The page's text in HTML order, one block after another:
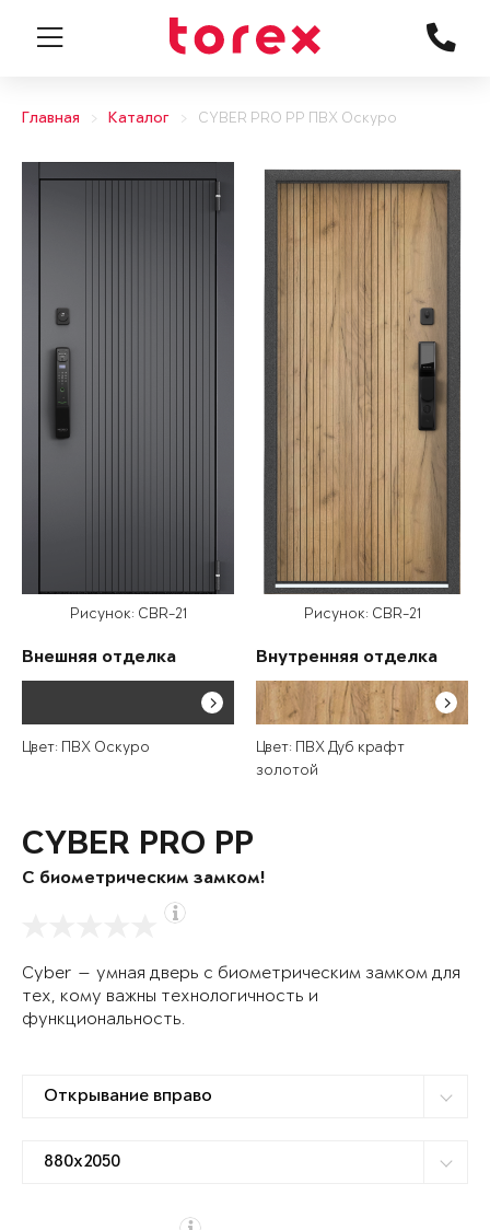
Главная Каталог CYBER PRO PP ПВХ Оскуро
Рисунок: CBR-21
Внешняя отделка
Цвет: ПВХ Оскуро
Рисунок: CBR-21
Внутренняя отделка
Цвет: ПВХ Дуб крафт
золотой
CYBER PRO PP
С биометрическим замком!
Cyber — умная дверь с биометрическим замком для
тех, кому важны технологичность и
функциональность.